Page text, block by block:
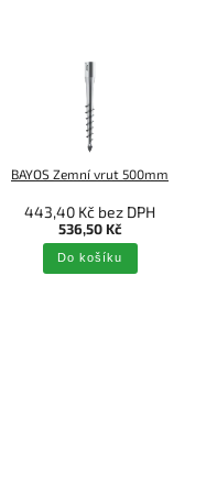
BAYOS Zemní vrut 500mm
443,40 Kč bez DPH
536,50 Kč
Do košíku